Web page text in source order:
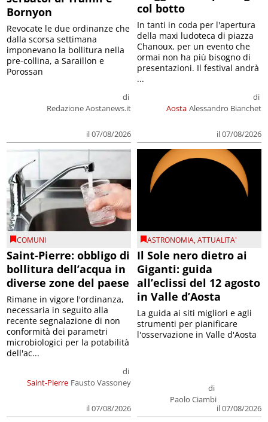
Bornyon
di
Redazione Aostanews.it
il 07/08/2026
Revocate le due ordinanze che
dalla scorsa settimana
imponevano la bollitura nella
pre-collina, a Saraillon e
Porossan
col botto
Aosta
di
Alessandro Bianchet
il 07/08/2026
In tanti in coda per l'apertura
della maxi ludoteca di piazza
Chanoux, per un evento che
ormai non ha più bisogno di
presentazioni. Il festival andrà
...
COMUNI
Saint-Pierre: obbligo di
bollitura dell’acqua in
diverse zone del paese
Saint-Pierre
di
Fausto Vassoney
il 07/08/2026
Rimane in vigore l'ordinanza,
necessaria in seguito alla
recente segnalazione di non
conformità dei parametri
microbiologici per la potabilità
dell'ac...
ASTRONOMIA,ATTUALITA'
Il Sole nero dietro ai
Giganti: guida
all’eclissi del 12 agosto
in Valle d’Aosta
di
Paolo Ciambi
il 07/08/2026
La guida ai siti migliori e agli
strumenti per pianificare
l'osservazione in Valle d'Aosta